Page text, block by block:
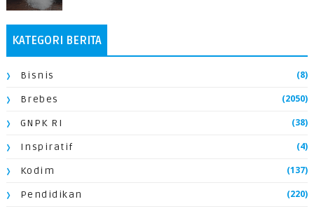
KATEGORI BERITA
Bisnis (8)
Brebes (2050)
GNPK RI (38)
Inspiratif (4)
Kodim (137)
Pendidikan (220)